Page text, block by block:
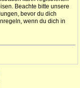
Beachte bitte unsere
bevor du dich
wenn du dich in